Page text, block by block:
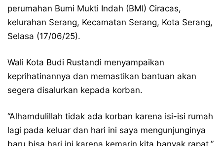
perumahan Bumi Mukti Indah (BMI) Ciracas,
kelurahan Serang, Kecamatan Serang, Kota Serang,
Selasa (17/06/25).
Wali Kota Budi Rustandi menyampaikan
keprihatinannya dan memastikan bantuan akan
segera disalurkan kepada korban.
“Alhamdulillah tidak ada korban karena isi-isi rumah
lagi pada keluar dan hari ini saya mengunjunginya
baru bisa hari ini karena kemarin kita banyak rapat,”